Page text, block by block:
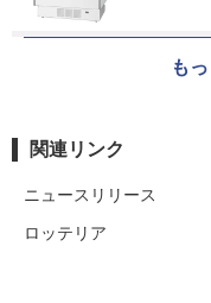
も
関連リンク
ニュースリリース
ロッテリア